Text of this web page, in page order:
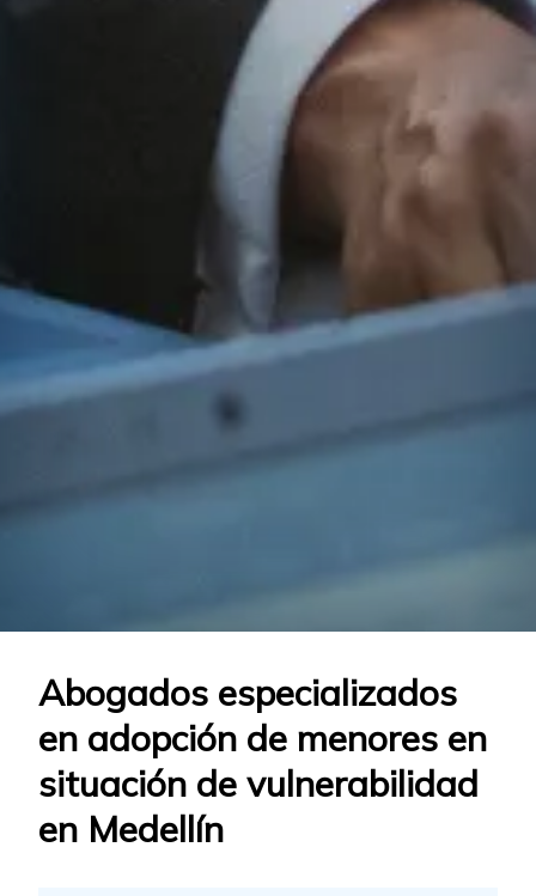
Abogados especializados
en adopción de menores en
situación de vulnerabilidad
en Medellín